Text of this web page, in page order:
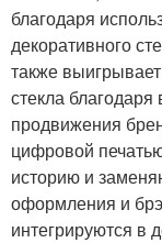
благодаря
декоративного
также
стекла
продвижения
цифровой
историю и
оформления и
интегрируются в